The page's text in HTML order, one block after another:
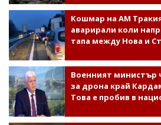
Кошмар на АМ
аварирали коли
тапа между Нова и
Военният министър
за дрона край
Това е пробив в